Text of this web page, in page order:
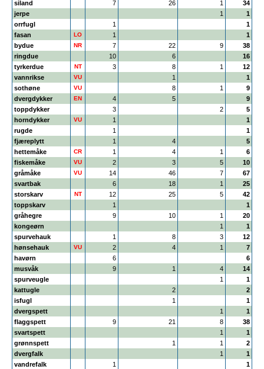
siland 7 26 1
34
jerpe
1
1
orrfugl
1
1
fasan
LO 1
1
bydue
NR 7 22 9
38
ringdue
10 6
16
tyrkerdue
NT 3 8 1
12
vannrikse
VU 1
1
sothøne
VU 8 1
9
dvergdykker
EN 4 5
9
toppdykker
3 2
5
horndykker
VU 1
1
rugde
1
1
fjæreplytt
1 4
5
hettemåke
CR 1 4 1
6
fiskemåke
VU 2 3 5
10
gråmåke
VU 14 46 7
67
svartbak
6 18 1
25
storskarv
NT 12 25 5
42
toppskarv
1
1
gråhegre
9 10 1
20
kongeørn
1
1
spurvehauk
1 8 3
12
hønsehauk
VU 2 4 1
7
havørn
6
6
musvåk
9 1 4
14
spurveugle
1
1
kattugle
2
2
isfugl
1
1
dvergspett
1
1
flaggspett
9 21 8
38
svartspett
1
1
grønnspett
1 1
2
dvergfalk
1
1
vandrefalk
1
1